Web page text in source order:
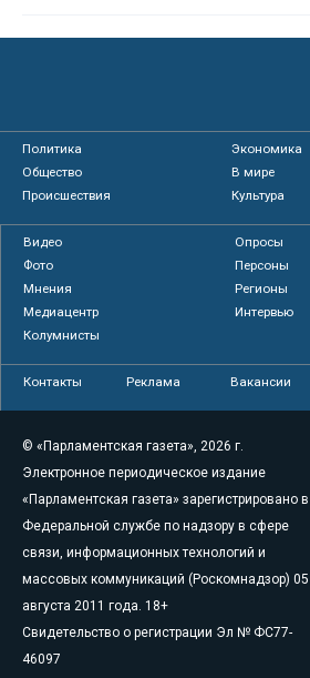
Политика
Экономика
Общество
В мире
Происшествия
Культура
Видео
Опросы
Фото
Персоны
Мнения
Регионы
Медиацентр
Интервью
Колумнисты
Контакты Реклама Вакансии
© «Парламентская газета», 2026 г.
Электронное периодическое издание
«Парламентская газета» зарегистрировано в
Федеральной службе по надзору в сфере
связи, информационных технологий и
массовых коммуникаций (Роскомнадзор) 05
августа 2011 года. 18+
Свидетельство о регистрации Эл № ФС77-
46097